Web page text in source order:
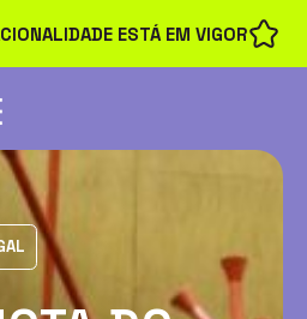
ESTÁ EM VIGOR